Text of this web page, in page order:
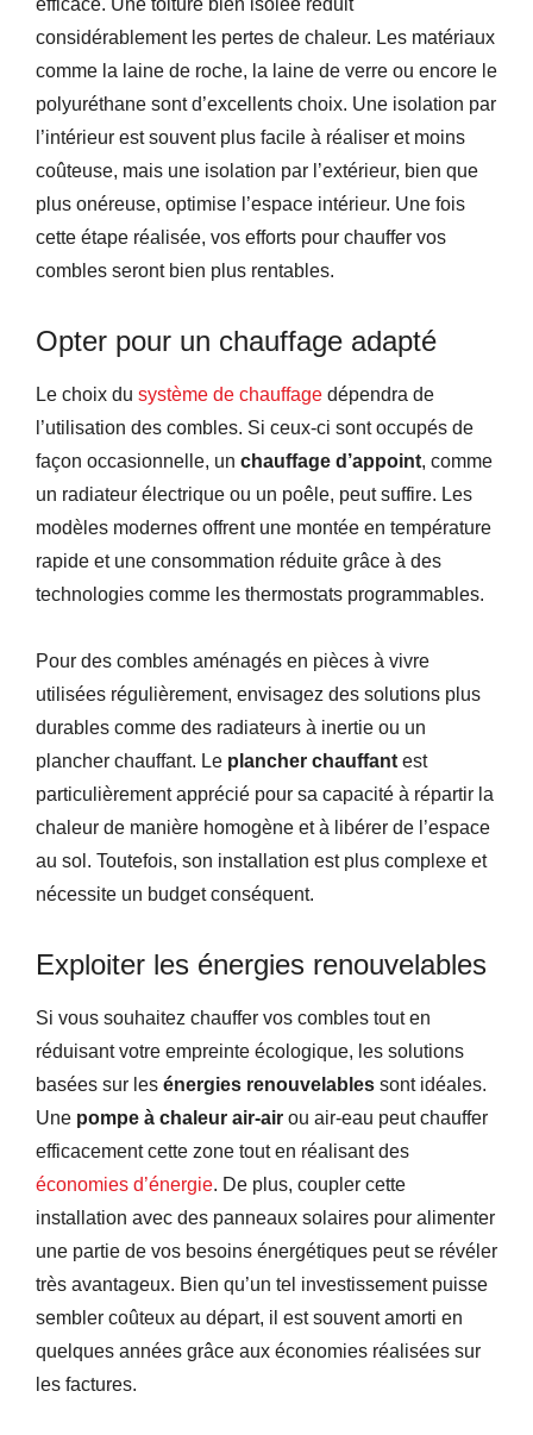
considérablement les pertes de chaleur. Les matériaux
comme la laine de roche, la laine de verre ou encore le
polyuréthane sont d’excellents choix. Une isolation par
l’intérieur est souvent plus facile à réaliser et moins
coûteuse, mais une isolation par l’extérieur, bien que
plus onéreuse, optimise l’espace intérieur. Une fois
cette étape réalisée, vos efforts pour chauffer vos
combles seront bien plus rentables.
Opter pour un chauffage adapté
Le choix du système de chauffage dépendra de
l’utilisation des combles. Si ceux-ci sont occupés de
façon occasionnelle, un chauffage d’appoint, comme
un radiateur électrique ou un poêle, peut suffire. Les
modèles modernes offrent une montée en température
rapide et une consommation réduite grâce à des
technologies comme les thermostats programmables.
Pour des combles aménagés en pièces à vivre
utilisées régulièrement, envisagez des solutions plus
durables comme des radiateurs à inertie ou un
plancher chauffant. Le plancher chauffant est
particulièrement apprécié pour sa capacité à répartir la
chaleur de manière homogène et à libérer de l’espace
au sol. Toutefois, son installation est plus complexe et
nécessite un budget conséquent.
Exploiter les énergies renouvelables
Si vous souhaitez chauffer vos combles tout en
réduisant votre empreinte écologique, les solutions
basées sur les énergies renouvelables sont idéales.
Une pompe à chaleur air-air ou air-eau peut chauffer
efficacement cette zone tout en réalisant des
économies d’énergie. De plus, coupler cette
installation avec des panneaux solaires pour alimenter
une partie de vos besoins énergétiques peut se révéler
très avantageux. Bien qu’un tel investissement puisse
sembler coûteux au départ, il est souvent amorti en
quelques années grâce aux économies réalisées sur
les factures.